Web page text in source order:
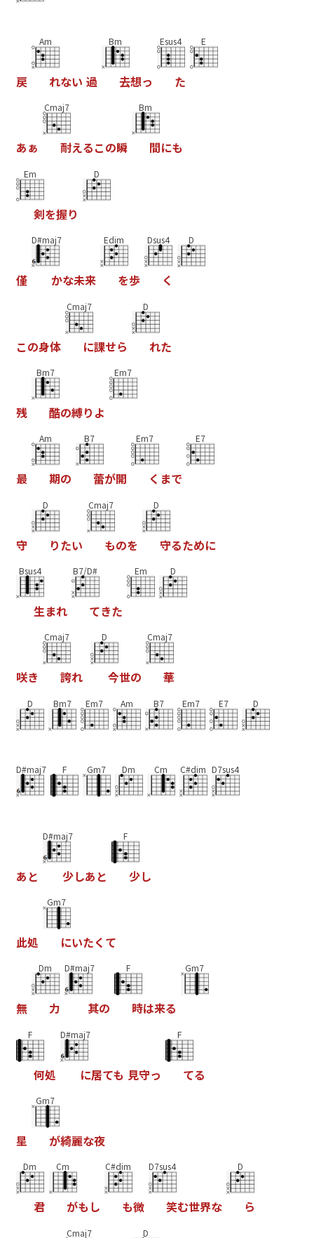
戻
Am
れない 過
Bm
去想っ
Esus4
た
E
あぁ
Cmaj7
耐えるこの瞬
Bm
間にも
Em
剣を握り
D
僅
D#maj7
かな未来
Edim
を歩
Dsus4
く
D
この身体
Cmaj7
に課せら
D
れた
残
Bm7
酷の縛り よ
Em7
最
Am
期の
B7
蕾が開
Em7
く まで
E7
守
D
りたい
Cmaj7
ものを
D
守るために
Bsus4
生まれ
B7/D#
てきた
Em D
咲き
Cmaj7
誇れ
D
今世の
Cmaj7
華
D Bm7 Em7 Am B7 Em7 E7 D
D#maj7 F Gm7 Dm Cm C#dim D7sus4
あ と
D#maj7
少しあ と
F
少し
此処
Gm7
にいたく て
無
Dm
力
D#maj7
其の
F
時は来る
Gm7
F
何処
D#maj7
に居ても 見守っ
F
てる
星
Gm7
が綺麗な夜
Dm
君
Cm
がもし
C#dim
も微
D7sus4
笑む世界な
D
ら
Cmaj7 D